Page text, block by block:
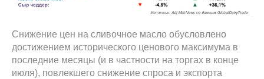
Снижение цен на сливочное масло обусловлено
достижением исторического ценового максимума в
последние месяцы (и в частности на торгах в конце
июля), повлекшего снижение спроса и экспорта